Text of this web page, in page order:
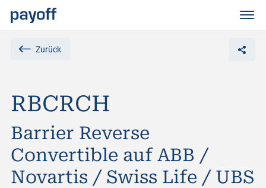
Zurück
RBCRCH
Barrier Reverse
Convertible auf ABB /
Novartis / Swiss Life / UBS